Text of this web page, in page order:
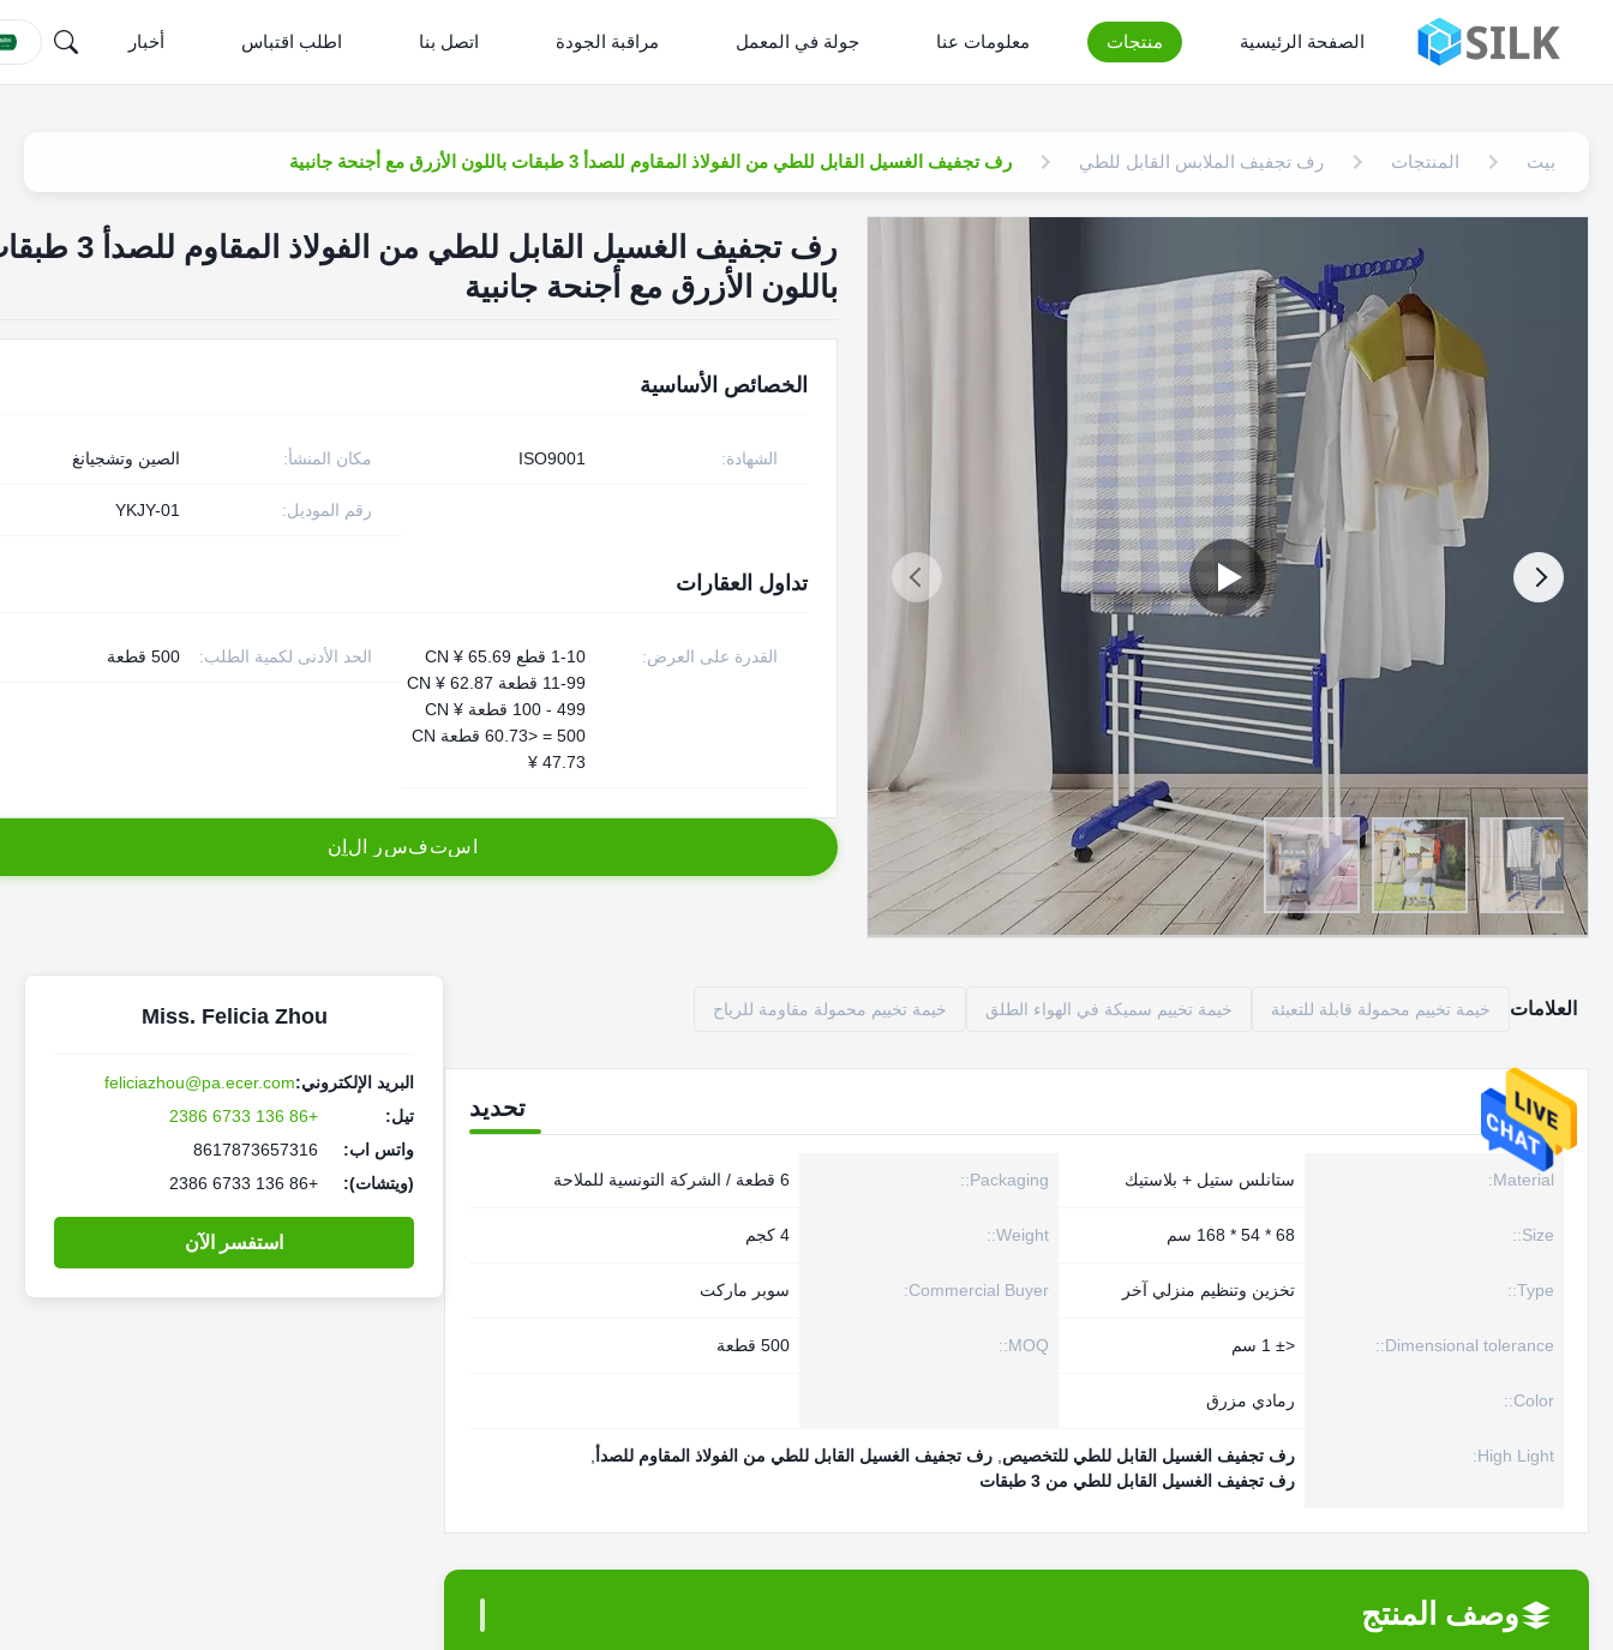
الصفحة الرئيسية منتجات معلومات عنا جولة في المعمل مراقبة الجودة اتصل بنا اطلب اقتباس أخبار
بيت المنتجات رف تجفيف الملابس القابل للطي رف تجفيف الغسيل القابل للطي من الفولاذ المقاوم للصدأ 3 طبقات باللون الأزرق مع أجنحة جانبية
رف تجفيف الغسيل القابل للطي من الفولاذ
باللون الأزرق مع أجنحة جانبية
الخصائص الأساسية
مكان المنشأ: الصين وتشجيانغ الشهادة: ISO9001
رقم الموديل: YKJY-01
تداول العقارات
الحد الأدنى لكمية الطلب: 500 قطعة القدرة على العرض:
1-10 قطع CN ¥ 65.69
11-99 قطعة CN ¥ 62.87
100 - 499 قطعة CN ¥
60.73> = 500 قطعة CN
¥ 47.73
ستفسر ل ن
العلامات خيمة تخييم محمولة قابلة للتعبئة خيمة تخييم سميكة في الهواء الطلق خيمة تخييم محمولة مقاومة للرياح
تحديد
Material: ستانلس ستيل + ​​بلاستيك Packaging:: 6 قطعة / الشركة التونسية للملاحة
Size:: 68 * 54 * 168 سم Weight:: 4 كجم
Type:: تخزين وتنظيم منزلي آخر Commercial Buyer: سوبر ماركت
Dimensional tolerance:: <± 1 سم MOQ:: 500 قطعة
Color:: رمادي مزرق
High Light: رف تجفيف الغسيل القابل للطي للتخصيص رف تجفيف الغسيل القابل للطي من الفولاذ المقاوم للصدأ
رف تجفيف الغسيل القابل للطي من 3 طبقات
وصف المنتج
Miss. Felicia Zhou
البريد الإلكتروني:feliciazhou@pa.ecer.com
تيل:
+86 136 6733 2386
واتس اب:
8617873657316
(ويتشات):
+86 136 6733 2386
استفسر الآن